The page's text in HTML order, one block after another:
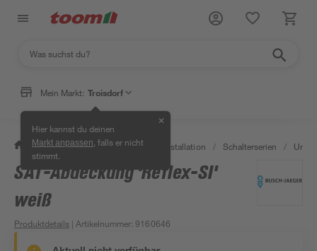
Mein Markt: Troisdorf
Hier kannst du deinen
Markt anpassen , falls er nicht
stimmt.
✕
/ Bauen & Renovieren / Elektroinstallation / Schalterserien /
SAT-Abdeckung 'Reflex-SI'
weiß
Produktdetails | Artikelnummer:9160646